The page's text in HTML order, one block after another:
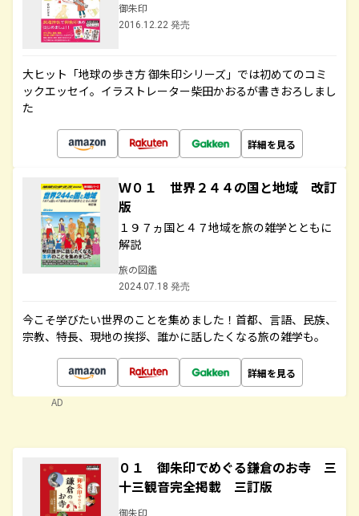
御朱印
2016.12.22 発売
大ヒット「地球の歩き方 御朱印シリーズ」では初めてのコミ
ックエッセイ。イラストレーター柴田かおるが書きおろしまし
た
詳細を見る
Ｗ０１ 世界２４４の国と地域 改訂
版
１９７ヵ国と４７地域を旅の雑学とともに
解説
旅の図鑑
2024.07.18 発売
今こそ学びたい世界のことを集めました！首都、言語、民族、
宗教、特長、現地の挨拶、誰かに話したくなる旅の雑学も。
詳細を見る
AD
０１ 御朱印でめぐる鎌倉のお寺 三
十三観音完全掲載 三訂版
御朱印